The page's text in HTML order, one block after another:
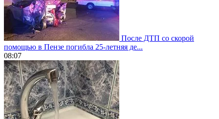
После ДТП со скорой
помощью в Пензе погибла 25-летняя де...
08:07